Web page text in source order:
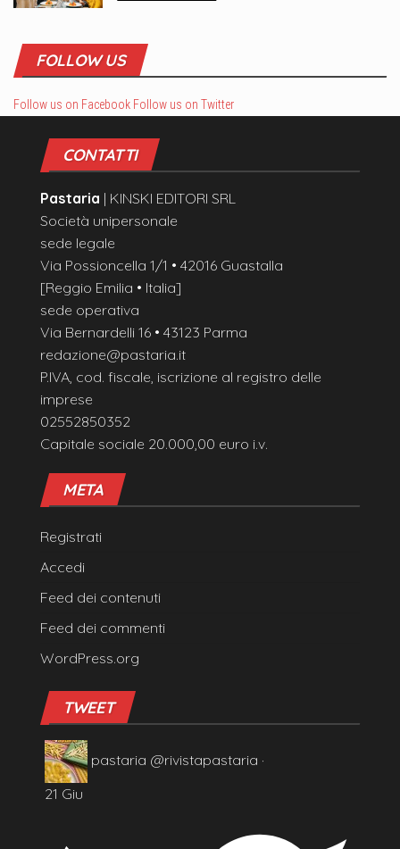
FOLLOW US
Follow us on Facebook Follow us on Twitter
CONTATTI
Pastaria | KINSKI EDITORI SRL
Società unipersonale
sede legale
Via Possioncella 1/1 • 42016 Guastalla
[Reggio Emilia • Italia]
sede operativa
Via Bernardelli 16 • 43123 Parma
redazione@pastaria.it
P.IVA, cod. fiscale, iscrizione al registro delle
imprese
02552850352
Capitale sociale 20.000,00 euro i.v.
META
Registrati
Accedi
Feed dei contenuti
Feed dei commenti
WordPress.org
TWEET
pastaria @rivistapastaria ·
21 Giu